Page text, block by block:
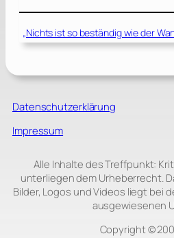
„Nichts ist so beständig wie der
Datenschutzerklärung
Impressum
Alle Inhalte des Treffpunkt:
unterliegen dem Urheberrecht.
Bilder, Logos und Videos liegt bei
ausgewiesenen
Copyright ©